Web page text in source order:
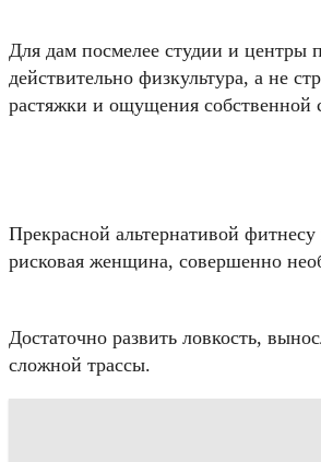
Для дам посмелее студии и центры
действительно физкультура, а не
растяжки и ощущения собственной
Прекрасной альтернативой
рисковая женщина, совершенно
Достаточно развить ловкость,
сложной трассы.